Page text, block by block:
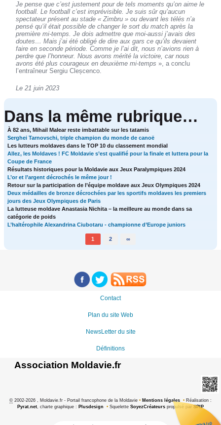
Je pense que c’est justement pour de tels moments qu’on aime le
football. Le football c’est imprévisible. Je suis sûr qu’aucun
spectateur présent au stade « Zimbru » ou devant les télés n’a
pensé qu’il était possible de changer le sort du match après la
première mi-temps. Je dois admettre que moi-aussi j’avais des
doutes… Mais j’ai été obligé de dire aux gars ce qu’ils devaient
faire en seconde période. Comme je l’ai dit, nous n’avions rien à
perdre que l’honneur. Nous avons mérité la victoire, car nous
avons été plus courageux en deuxième mi-temps », a conclu
l’entraîneur Sergiu Cleșcenco.
Le 21 juin 2023
Dans la même rubrique…
À 82 ans, Mihail Malear reste imbattable sur les tatamis
Serghei Tarnovschi, triple champion du monde de canoë
Les lutteurs moldaves dans le TOP 10 du classement mondial
Allez, les Moldaves ! FC Moldavie s’est qualifié pour la finale et luttera pour la
Coupe de France
Résultats historiques pour la Moldavie aux Jeux Paralympiques 2024
L’or et l’argent décrochés le même jour !
Retour sur la participation de l’équipe moldave aux Jeux Olympiques 2024
Deux médailles de bronze décrochées par les sportifs moldaves les premiers
jours des Jeux Olympiques de Paris
La lutteuse moldave Anastasia Nichita – la meilleure au monde dans sa
catégorie de poids
L’haltérophile Alexandrina Ciubotaru - championne d’Europe juniors
1 2 ∞
Contact
Plan du site Web
NewsLetter du site
Définitions
Association Moldavie.fr
© 2002-2026 , Moldavie.fr - Portail francophone de la Moldavie • Mentions légales • Réalisation :
Pyrat.net, charte graphique : Plusdesign • Squelette SoyezCréateurs propulsé par SPIP